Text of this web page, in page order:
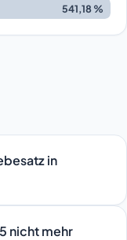
541,18 %
in
nicht mehr